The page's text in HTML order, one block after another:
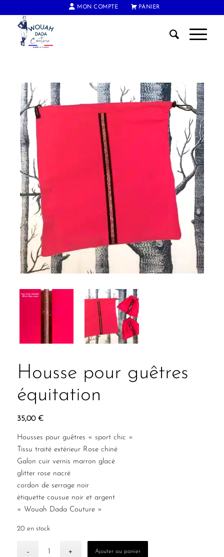
MON COMPTE PANIER
Housse pour guêtres
équitation
35,00 €
Housses pour guêtres « sport chic »
Tissu traité extérieur Rose chiné
Galon cuir vernis marron glacé
glitter rose nacré
cordon de serrage noir
étiquette cousue noir et argent
« Wouah Dada Couture »
20 en stock
Ajouter au panier